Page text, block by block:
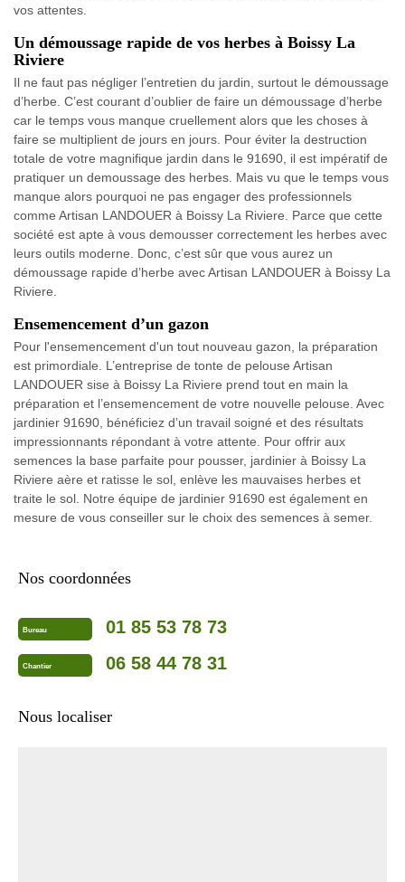
vos attentes.
Un démoussage rapide de vos herbes à Boissy La
Riviere
Il ne faut pas négliger l’entretien du jardin, surtout le démoussage
d’herbe. C’est courant d’oublier de faire un démoussage d’herbe
car le temps vous manque cruellement alors que les choses à
faire se multiplient de jours en jours. Pour éviter la destruction
totale de votre magnifique jardin dans le 91690, il est impératif de
pratiquer un demoussage des herbes. Mais vu que le temps vous
manque alors pourquoi ne pas engager des professionnels
comme Artisan LANDOUER à Boissy La Riviere. Parce que cette
société est apte à vous demousser correctement les herbes avec
leurs outils moderne. Donc, c’est sûr que vous aurez un
démoussage rapide d’herbe avec Artisan LANDOUER à Boissy La
Riviere.
Ensemencement d’un gazon
Pour l'ensemencement d'un tout nouveau gazon, la préparation
est primordiale. L’entreprise de tonte de pelouse Artisan
LANDOUER sise à Boissy La Riviere prend tout en main la
préparation et l’ensemencement de votre nouvelle pelouse. Avec
jardinier 91690, bénéficiez d’un travail soigné et des résultats
impressionnants répondant à votre attente. Pour offrir aux
semences la base parfaite pour pousser, jardinier à Boissy La
Riviere aère et ratisse le sol, enlève les mauvaises herbes et
traite le sol. Notre équipe de jardinier 91690 est également en
mesure de vous conseiller sur le choix des semences à semer.
Nos coordonnées
Bureau 01 85 53 78 73
Chantier 06 58 44 78 31
Nous localiser